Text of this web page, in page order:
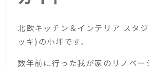
北欧キッチン＆インテリア スタ
ッキ)の小坪です。
数年前に行った我が家のリノベー